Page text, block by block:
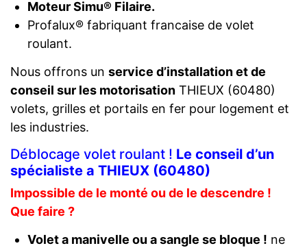
Moteur Simu® Filaire.
Profalux® fabriquant francaise de volet
roulant.
Nous offrons un service d’installation et de
conseil sur les motorisation THIEUX (60480)
volets, grilles et portails en fer pour logement et
les industries.
Déblocage volet roulant ! Le conseil d’un
spécialiste a THIEUX (60480)
Impossible de le monté ou de le descendre !
Que faire ?
Volet a manivelle ou a sangle se bloque ! ne